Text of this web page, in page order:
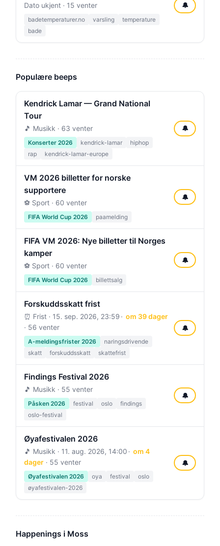
Dato ukjent · 15 venter
badetemperaturer.no varsling
temperature
bade
🔔
Populære beeps
Kendrick Lamar — Grand National
Tour
🎵 Musikk · 63 venter
Konserter 2026 kendrick-lamar
hiphop
rap
kendrick-lamar-europe
🔔
VM 2026 billetter for norske
supportere
⚽ Sport · 60 venter
FIFA World Cup 2026 paamelding
🔔
FIFA VM 2026: Nye billetter til Norges
kamper
⚽ Sport · 60 venter
FIFA World Cup 2026 billettsalg
🔔
Forskuddsskatt frist
⏰ Frist · 15. sep. 2026, 23:59
om 39 dager
· 56 venter
A-meldingsfrister 2026
naringsdrivende
skatt
forskuddsskatt skattefrist
🔔
Findings Festival 2026
🎵 Musikk · 55 venter
Påsken 2026 festival oslo
findings
oslo-festival
🔔
Øyafestivalen 2026
🎵 Musikk · 11. aug. 2026, 14:00
om 4
dager · 55 venter
Øyafestivalen 2026 oya festival
oslo
øyafestivalen-2026
🔔
Happenings i Moss